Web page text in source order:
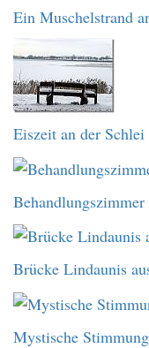
Ein Muschelstrand
Eiszeit an der Schlei
Brücke Lindaunis
Mystische